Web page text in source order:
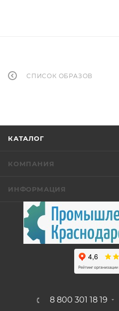
СПИСОК ОБРАЗОВ
КАТАЛОГ
КОМПАНИЯ
ИНФОРМАЦИЯ
8 800 301 18 19